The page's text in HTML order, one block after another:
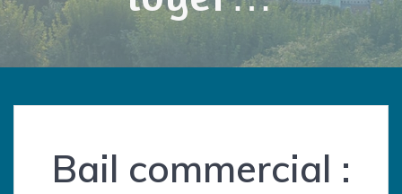
Bail commercial :